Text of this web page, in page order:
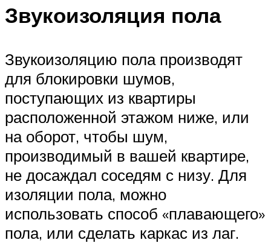
Звукоизоляция пола
Звукоизоляцию пола производят
для блокировки шумов,
поступающих из квартиры
расположенной этажом ниже, или
на оборот, чтобы шум,
производимый в вашей квартире,
не досаждал соседям с низу. Для
изоляции пола, можно
использовать способ «плавающего»
пола, или сделать каркас из лаг.